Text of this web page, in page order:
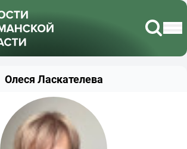
Олеся Ласкателева